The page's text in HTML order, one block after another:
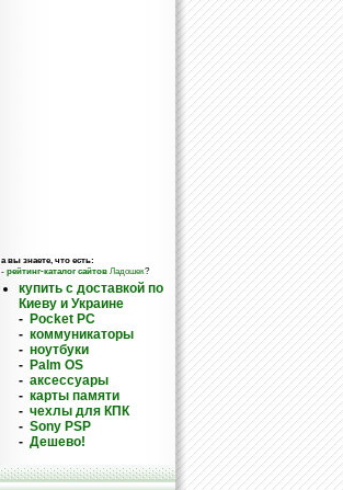
а вы знаете, что есть:
- рейтинг-каталог сайтов Ладошек?
купить с доставкой по
Киеву и Украине
- Pocket PC
- коммуникаторы
- ноутбуки
- Palm OS
- аксессуары
- карты памяти
- чехлы для КПК
- Sony PSP
- Дешево!